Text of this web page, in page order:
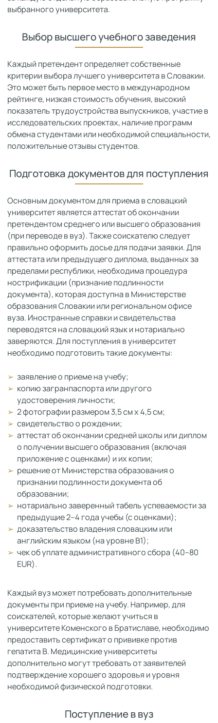
выбранного университета.
Выбор высшего учебного заведения
Каждый претендент определяет собственные
критерии выбора лучшего университета в Словакии.
Это может быть первое место в международном
рейтинге, низкая стоимость обучения, высокий
показатель трудоустройства выпускников, участие в
исследовательских проектах, наличие программ
обмена студентами или необходимой специальности,
положительные отзывы студентов.
Подготовка документов для поступления
Основным документом для приема в словацкий
университет является аттестат об окончании
претендентом среднего или высшего образования
(при переводе в вуз). Также соискателю следует
правильно оформить досье для подачи заявки. Для
аттестата или предыдущего диплома, выданных за
пределами республики, необходима процедура
нострификации (признание подлинности
документа), которая доступна в Министерстве
образования Словакии или региональном офисе
вуза. Иностранные справки и свидетельства
переводятся на словацкий язык и нотариально
заверяются. Для поступления в университет
необходимо подготовить такие документы:
заявление о приеме на учебу;
копию загранпаспорта или другого
удостоверения личности;
2 фотографии размером 3,5 см х 4,5 см;
свидетельство о рождении;
аттестат об окончании средней школы или диплом
о получении высшего образования (включая
приложение с оценками) и их копии;
решение от Министерства образования о
признании подлинности документа об
образовании;
нотариально заверенный табель успеваемости за
предыдущие 2–4 года учебы (с оценками);
доказательство владения словацким или
английским языком (на уровне В1);
чек об уплате административного сбора (40–80
EUR).
Каждый вуз может потребовать дополнительные
документы при приеме на учебу. Например, для
соискателей, которые желают учиться в
университете Коменского в Братиславе, необходимо
предоставить сертификат о прививке против
гепатита В. Медицинские университеты
дополнительно могут требовать от заявителей
подтверждение хорошего здоровья и уровня
необходимой физической подготовки.
Поступление в вуз